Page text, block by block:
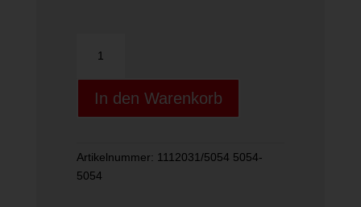
18
Unisex
hikking
In den Warenkorb
Artikelnummer: 1112031/5054 5054-
5054